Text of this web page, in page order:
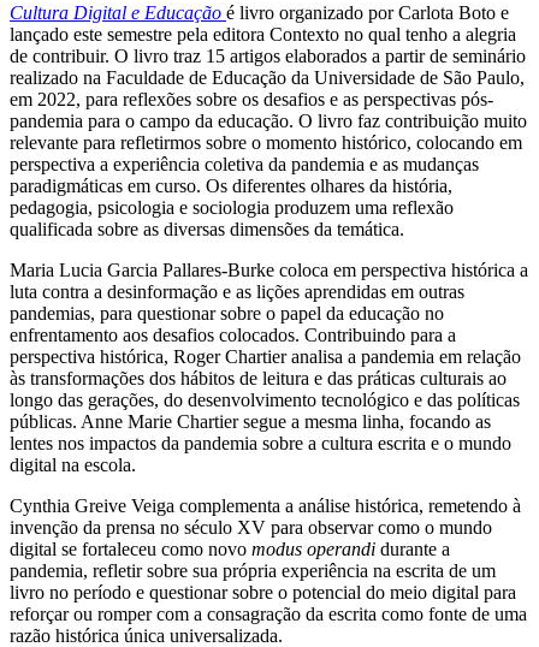
Cultura Digital e Educação é livro organizado por Carlota Boto e
lançado este semestre pela editora Contexto no qual tenho a alegria
de contribuir. O livro traz 15 artigos elaborados a partir de seminário
realizado na Faculdade de Educação da Universidade de São Paulo,
em 2022, para reflexões sobre os desafios e as perspectivas pós-
pandemia para o campo da educação. O livro faz contribuição muito
relevante para refletirmos sobre o momento histórico, colocando em
perspectiva a experiência coletiva da pandemia e as mudanças
paradigmáticas em curso. Os diferentes olhares da história,
pedagogia, psicologia e sociologia produzem uma reflexão
qualificada sobre as diversas dimensões da temática.
Maria Lucia Garcia Pallares-Burke coloca em perspectiva histórica a
luta contra a desinformação e as lições aprendidas em outras
pandemias, para questionar sobre o papel da educação no
enfrentamento aos desafios colocados. Contribuindo para a
perspectiva histórica, Roger Chartier analisa a pandemia em relação
às transformações dos hábitos de leitura e das práticas culturais ao
longo das gerações, do desenvolvimento tecnológico e das políticas
públicas. Anne Marie Chartier segue a mesma linha, focando as
lentes nos impactos da pandemia sobre a cultura escrita e o mundo
digital na escola.
Cynthia Greive Veiga complementa a análise histórica, remetendo à
invenção da prensa no século XV para observar como o mundo
digital se fortaleceu como novo modus operandi durante a
pandemia, refletir sobre sua própria experiência na escrita de um
livro no período e questionar sobre o potencial do meio digital para
reforçar ou romper com a consagração da escrita como fonte de uma
razão histórica única universalizada.